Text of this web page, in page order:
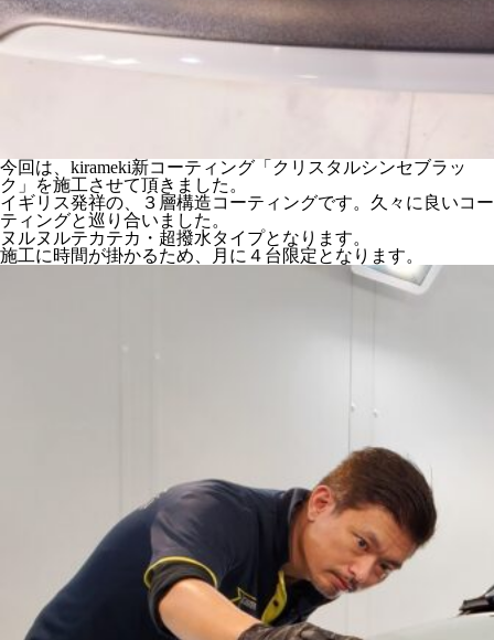
今回は、kirameki新コーティング「クリスタルシンセブラッ
ク」を施工させて頂きました。
イギリス発祥の、３層構造コーティングです。久々に良いコー
ティングと巡り合いました。
ヌルヌルテカテカ・超撥水タイプとなります。
施工に時間が掛かるため、月に４台限定となります。